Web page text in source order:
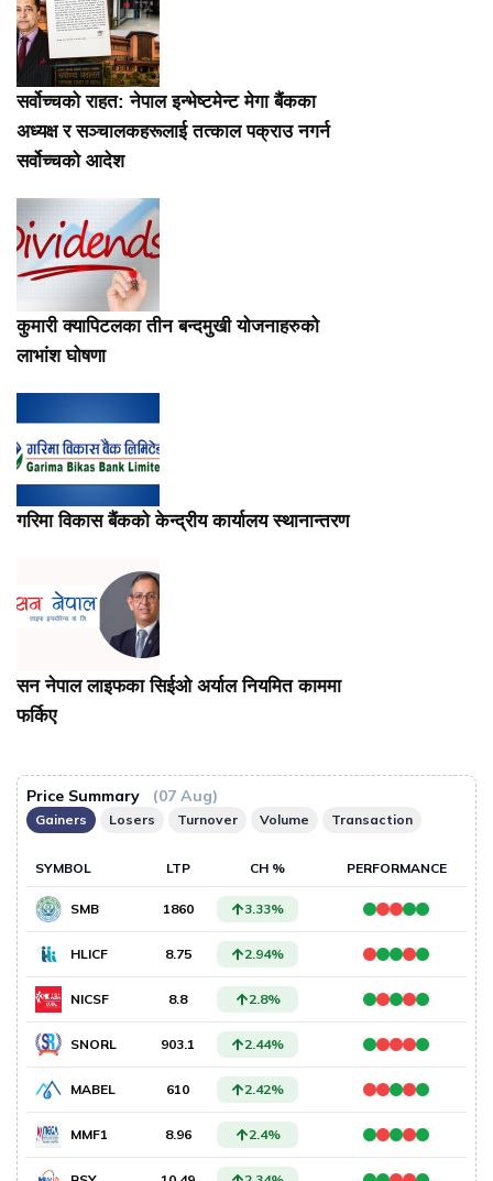
सर्वोच्चको राहत: नेपाल इन्भेष्टमेन्ट मेगा बैंकका
अध्यक्ष र सञ्चालकहरूलाई तत्काल पक्राउ नगर्न
सर्वोच्चको आदेश
कुमारी क्यापिटलका तीन बन्दमुखी योजनाहरुको
लाभांश घोषणा
गरिमा विकास बैंकको केन्द्रीय कार्यालय स्थानान्तरण
सन नेपाल लाइफका सिईओ अर्याल नियमित काममा
फर्किए